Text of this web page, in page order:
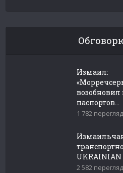
Измаил:
паспортов...
1 782
UKRAINIAN
2 582